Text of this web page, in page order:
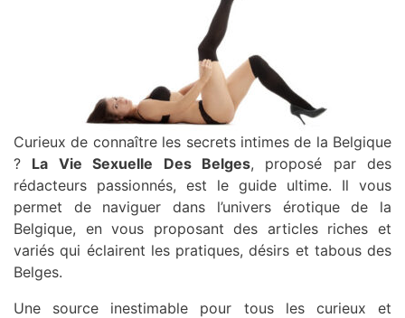
Curieux de connaître les secrets intimes de la Belgique
? La Vie Sexuelle Des Belges, proposé par des
rédacteurs passionnés, est le guide ultime. Il vous
permet de naviguer dans l’univers érotique de la
Belgique, en vous proposant des articles riches et
variés qui éclairent les pratiques, désirs et tabous des
Belges.
Une source inestimable pour tous les curieux et